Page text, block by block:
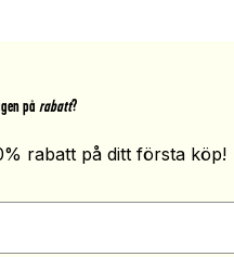
på rabatt?
rabatt på ditt första köp!